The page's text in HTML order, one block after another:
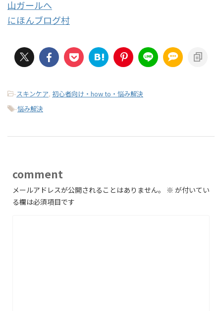
にほんブログ村
-スキンケア, 初心者向け・how to・悩み解決
-悩み解決
comment
メールアドレスが公開されることはありません。 ※ が付いてい
る欄は必須項目です